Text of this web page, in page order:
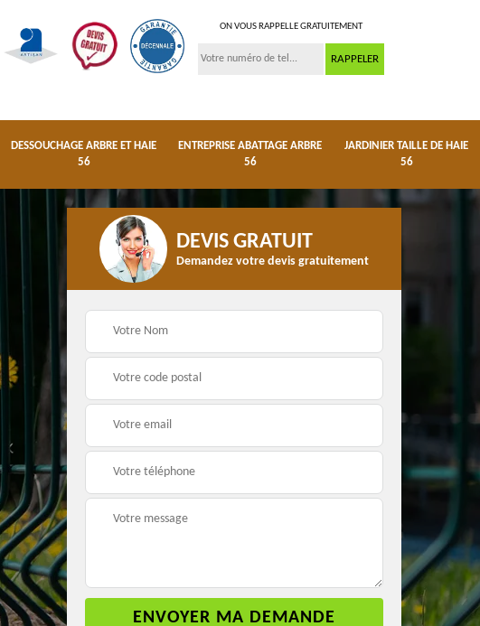
ON VOUS RAPPELLE GRATUITEMENT
DESSOUCHAGE ARBRE ET HAIE
56
ENTREPRISE ABATTAGE ARBRE
56
JARDINIER TAILLE DE HAIE
56
et étêtage
56
haie 56
Entreprise abattage
arbre 56
DEVIS GRATUIT
Demandez votre devis gratuitement